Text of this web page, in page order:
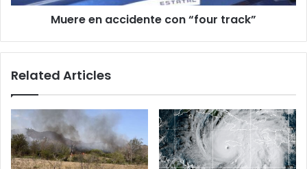
Muere en accidente con “four track”
Related Articles